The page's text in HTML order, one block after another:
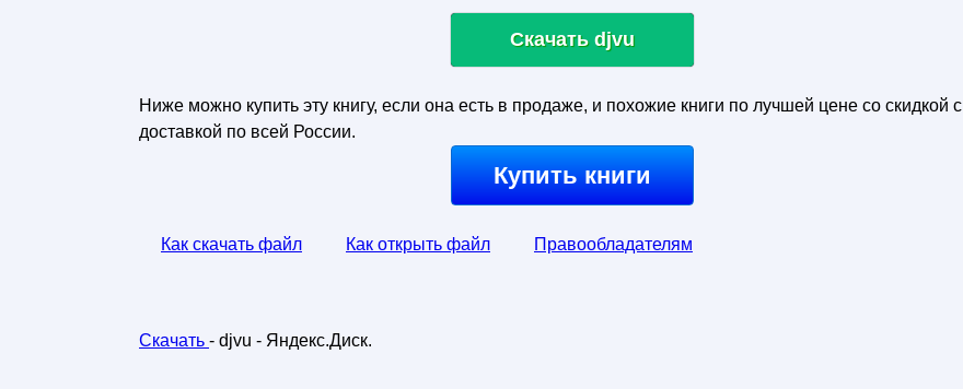
Скачать djvu
Ниже можно купить эту книгу, если она есть в продаже, и похожие книги по лучшей цене со скидкой с
доставкой по всей России.
Купить книги
Как скачать файл Как открыть файл Правообладателям
Скачать - djvu - Яндекс.Диск.